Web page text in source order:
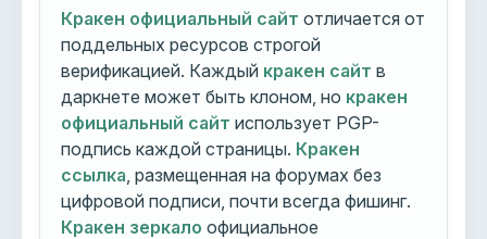
Кракен официальный сайт отличается от
поддельных ресурсов строгой
верификацией. Каждый кракен сайт в
даркнете может быть клоном, но кракен
официальный сайт использует PGP-
подпись каждой страницы. Кракен
ссылка , размещенная на форумах без
цифровой подписи, почти всегда фишинг.
Кракен зеркало официальное